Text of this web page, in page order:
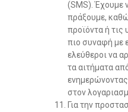
(SMS). Έχουμε
πράξουμε,
προϊόντα ή τις
πιο συναφή με
ελεύθεροι να
τα αιτήματα
στον
Για την